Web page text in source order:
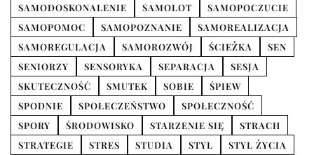
SAMODOSKONALENIE
SAMOLOT
SAMOPOCZUCIE
SAMOPOMOC
SAMOPOZNANIE
SAMOREALIZACJA
SAMOREGULACJA
SAMOROZWÓJ ŚCIEŻKA
SEN
SENIORZY
SENSORYKA SEPARACJA
SESJA
SKUTECZNOŚĆ
SMUTEK SOBIE
ŚPIEW
SPODNIE
SPOŁECZEŃSTWO
SPOŁECZNOŚĆ
SPORY
ŚRODOWISKO STARZENIE SIĘ
STRACH
STRATEGIE
STRES STUDIA STYL
STYL ŻYCIA